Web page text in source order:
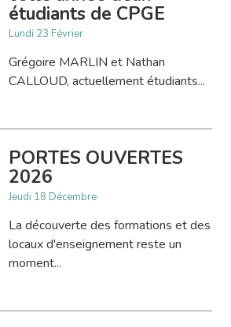
étudiants de CPGE
Lundi 23 Février
Grégoire MARLIN et Nathan
CALLOUD, actuellement étudiants...
PORTES OUVERTES
2026
Jeudi 18 Décembre
La découverte des formations et des
locaux d'enseignement reste un
moment...